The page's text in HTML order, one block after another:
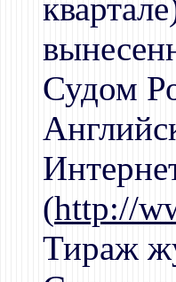
Судом
(http://
Тираж